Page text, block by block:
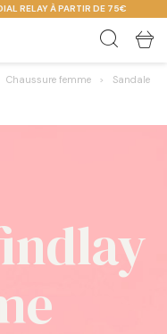
RELAY À PARTIR DE 75€
Chaussure femme
Sandale